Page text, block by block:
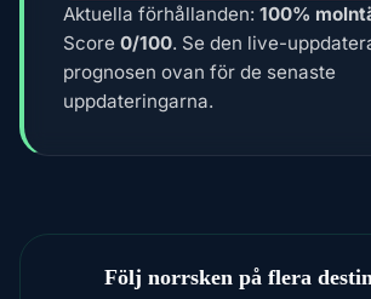
Aktuella förhållanden: 100%
Score 0/100. Se den live-
prognosen ovan för de senaste
uppdateringarna.
Följ norrsken på flera